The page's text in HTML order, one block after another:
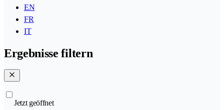
EN
FR
IT
Ergebnisse filtern
Jetzt geöffnet